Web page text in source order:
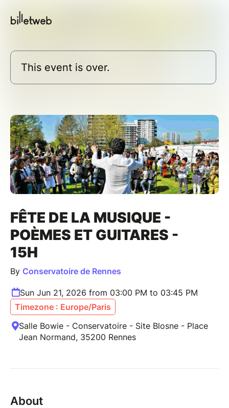
This event is over.
FÊTE DE LA MUSIQUE -
POÈMES ET GUITARES -
15H
By Conservatoire de Rennes
Sun Jun 21, 2026 from 03:00 PM to 03:45 PM
Timezone : Europe/Paris
Salle Bowie - Conservatoire - Site Blosne - Place
Jean Normand, 35200 Rennes
About